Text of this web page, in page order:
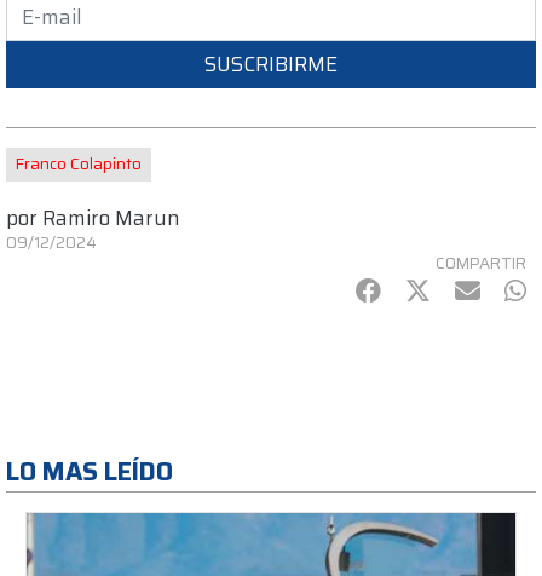
SUSCRIBIRME
Franco Colapinto
por Ramiro Marun
09/12/2024
COMPARTIR
Facebook
Twitter
mail
LO MAS LEÍDO